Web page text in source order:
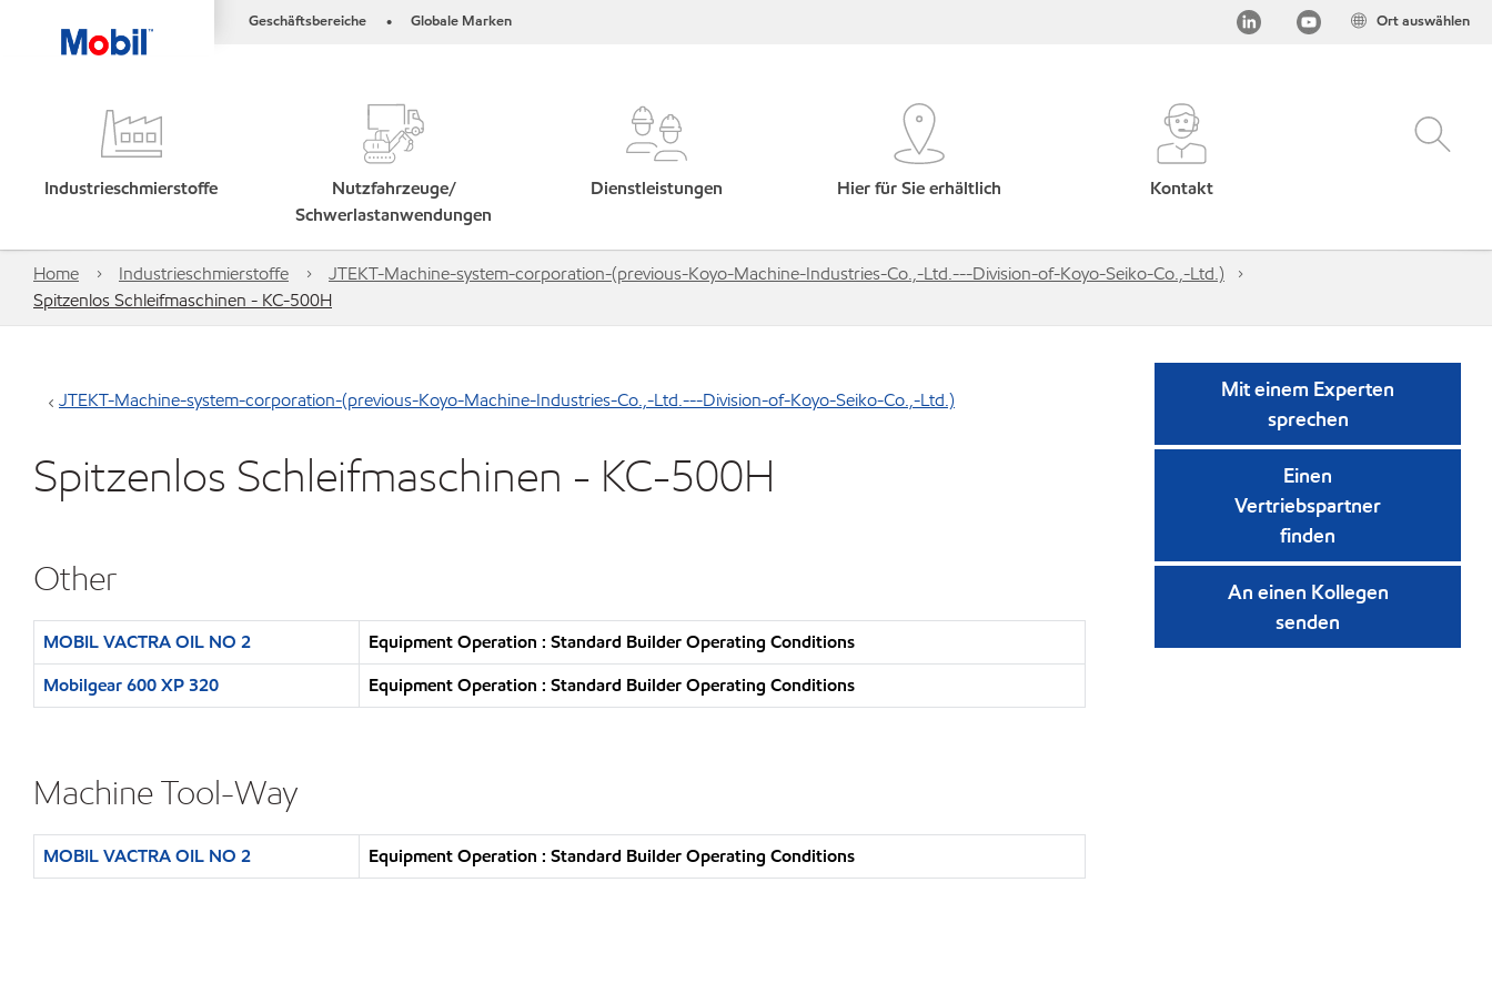
Geschäftsbereiche • Globale Marken Ort auswählen
Industrieschmierstoffe
Nutzfahrzeuge/
Schwerlastanwendungen
Dienstleistungen Hier für Sie erhältlich Kontakt
Home Industrieschmierstoffe
JTEKT-Machine-system-corporation-(previous-Koyo-Machine-Industries-Co.,-Ltd.---Division-of-Koyo-Seiko-Co.,-Ltd.)
Spitzenlos Schleifmaschinen - KC-500H
JTEKT-Machine-system-corporation-(previous-Koyo-Machine-Industries-Co.,-Ltd.---Division-of-Koyo-Seiko-Co.,-Ltd.)
Spitzenlos Schleifmaschinen - KC-500H
Other
MOBIL VACTRA OIL NO 2
Equipment Operation : Standard Builder Operating Conditions
Mobilgear 600 XP 320
Equipment Operation : Standard Builder Operating Conditions
Machine Tool-Way
MOBIL VACTRA OIL NO 2 Equipment Operation : Standard Builder Operating Conditions
Mit einem Experten
sprechen
Einen
Vertriebspartner
finden
An einen Kollegen
senden